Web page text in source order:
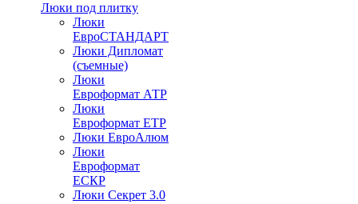
Люки под плитку
Люки
ЕвроСТАНДАРТ
Люки Дипломат
(съемные)
Люки
Евроформат АТР
Люки
Евроформат ЕТР
Люки ЕвроАлюм
Люки
Евроформат
ЕСКР
Люки Секрет 3.0